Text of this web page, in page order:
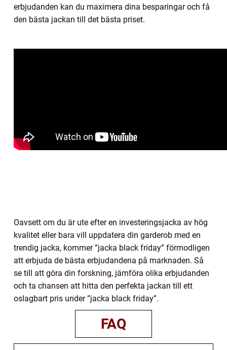
erbjudanden kan du maximera dina besparingar och få
den bästa jackan till det bästa priset.
Oavsett om du är ute efter en investeringsjacka av hög
kvalitet eller bara vill uppdatera din garderob med en
trendig jacka, kommer ”jacka black friday” förmodligen
att erbjuda de bästa erbjudandena på marknaden. Så
se till att göra din forskning, jämföra olika erbjudanden
och ta chansen att hitta den perfekta jackan till ett
oslagbart pris under ”jacka black friday”.
FAQ